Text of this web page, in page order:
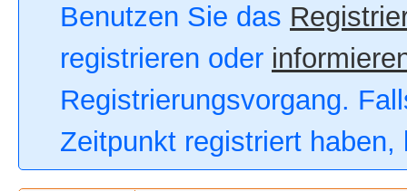
Benutzen Sie das
registrieren oder
Registrierungsvorgang.
Zeitpunkt registriert